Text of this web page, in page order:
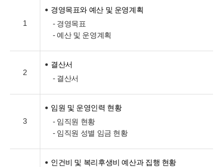
1
경영목표와 예산 및 운영계획
- 경영목표
- 예산 및 운영계획
2
결산서
- 결산서
3
임원 및 운영인력 현황
- 임직원 현황
- 임직원 성별 임금 현황
인건비 및 복리후생비 예산과 집행 현황